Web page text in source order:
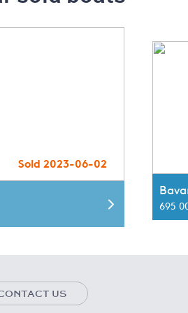
Sold 2023-06-02
695
US